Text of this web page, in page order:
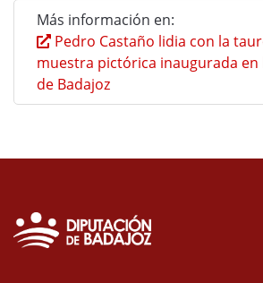
Más información en:
Pedro Castaño lidia con la
muestra pictórica inaugurada en
de Badajoz